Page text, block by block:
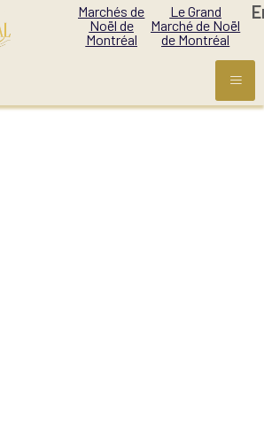
Marchés de
Noël de
Montréal
Le Grand
Marché de Noël
de Montréal